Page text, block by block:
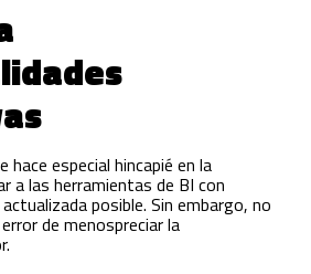
hace especial hincapié en la
a las herramientas de BI con
posible. Sin embargo, no
de menospreciar la